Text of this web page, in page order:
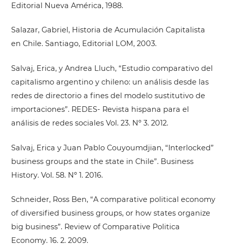
Editorial Nueva América, 1988.
Salazar, Gabriel, Historia de Acumulación Capitalista
en Chile. Santiago, Editorial LOM, 2003.
Salvaj, Erica, y Andrea Lluch, “Estudio comparativo del
capitalismo argentino y chileno: un análisis desde las
redes de directorio a fines del modelo sustitutivo de
importaciones”. REDES- Revista hispana para el
análisis de redes sociales Vol. 23. Nº 3. 2012.
Salvaj, Erica y Juan Pablo Couyoumdjian, “Interlocked”
business groups and the state in Chile”. Business
History. Vol. 58. Nº 1. 2016.
Schneider, Ross Ben, “A comparative political economy
of diversified business groups, or how states organize
big business”. Review of Comparative Politica
Economy. 16. 2. 2009.